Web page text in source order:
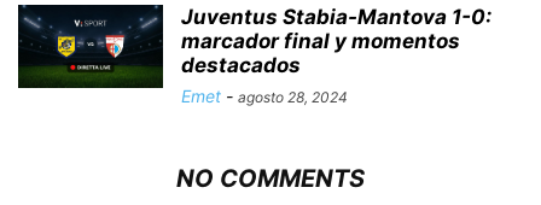
Juventus Stabia-Mantova 1-0:
marcador final y momentos
destacados
Emet - agosto 28, 2024
NO COMMENTS